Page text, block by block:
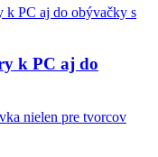
k PC aj do